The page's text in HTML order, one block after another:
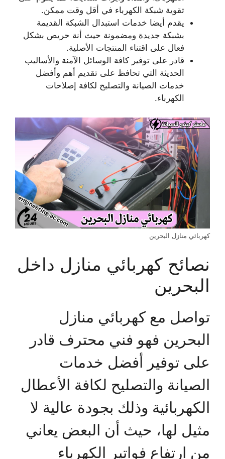
تقوية شبكة الكهرباء في أقل وقت ممكن.
يقدم أيضا خدمات استبدال الشبكة القديمة
بشبكة جديدة ومضمونة حيث أنة حريص بشكل
فعال على اقتناء المنتجات الأصلية.
قادر على توفير كافة الوسائل الآمنة والأساليب
الحديثة التي تحافظ على تقديم أهم وأفضل
خدمات الصيانة والتصليح لكافة إصلاحات
الكهرباء.
كهربائي منازل البحرين
نصائح كهربائي منازل داخل
البحرين
تواصل مع كهربائي منازل
البحرين فهو فني محترف قادر
على توفير أفضل خدمات
الصيانة والتصليح لكافة الأعطال
الكهربائية وذلك بجودة عالية لا
مثيل لها، حيث أن البعض يعاني
من ارتفاع فواتير الكهرباء